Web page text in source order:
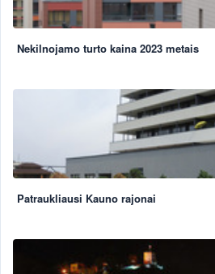
Nekilnojamo turto kaina 2023 metais
Patraukliausi Kauno rajonai